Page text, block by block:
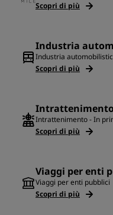
Scopri di più
Industria
Industria
Scopri di più
Intrattenimento - In
Scopri di più
Viaggi per enti
Viaggi per enti pubblici
Scopri di più